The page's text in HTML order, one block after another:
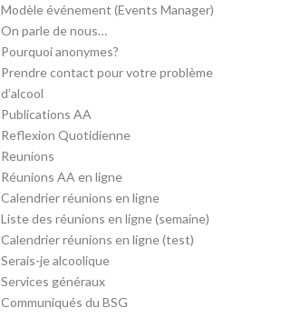
Modèle événement (Events Manager)
On parle de nous…
Pourquoi anonymes?
Prendre contact pour votre problème
d’alcool
Publications AA
Reflexion Quotidienne
Reunions
Réunions AA en ligne
Calendrier réunions en ligne
Liste des réunions en ligne (semaine)
Calendrier réunions en ligne (test)
Serais-je alcoolique
Services généraux
Communiqués du BSG